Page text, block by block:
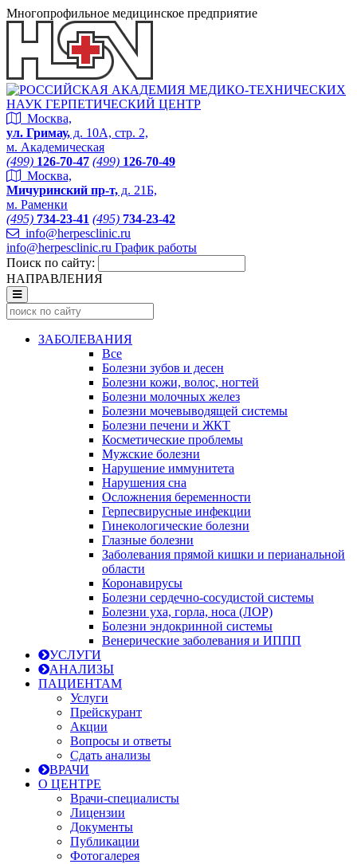
Многопрофильное медицинское предприятие
Москва,
ул. Гримау, д. 10А, стр. 2,
м. Академическая
(499) 126-70-47 (499) 126-70-49
Москва,
Мичуринский пр-т, д. 21Б,
м. Раменки
(495) 734-23-41 (495) 734-23-42
info@herpesclinic.ru
info@herpesclinic.ru График работы
Поиск по сайту:
НАПРАВЛЕНИЯ
ЗАБОЛЕВАНИЯ
Все
Болезни зубов и десен
Болезни кожи, волос, ногтей
Болезни молочных желез
Болезни мочевыводящей системы
Болезни печени и ЖКТ
Косметические проблемы
Мужские болезни
Нарушение иммунитета
Нарушения сна
Осложнения беременности
Герпесвирусные инфекции
Гинекологические болезни
Глазные болезни
Заболевания прямой кишки и перианальной
области
Коронавирусы
Болезни сердечно-сосудистой системы
Болезни уха, горла, носа (ЛОР)
Болезни эндокринной системы
Венерические заболевания и ИППП
УСЛУГИ
АНАЛИЗЫ
ПАЦИЕНТАМ
Услуги
Прейскурант
Акции
Вопросы и ответы
Сдать анализы
ВРАЧИ
О ЦЕНТРЕ
Врачи-специалисты
Лицензии
Документы
Публикации
Фотогалерея